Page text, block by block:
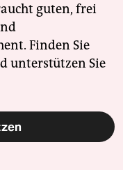
guten, frei
Finden Sie
unterstützen Sie